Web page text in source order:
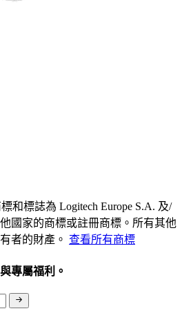
和標誌為 Logitech Europe S.A. 及/
國家的商標或註冊商標。所有其他
者的財產。 查看所有商標
專屬福利。